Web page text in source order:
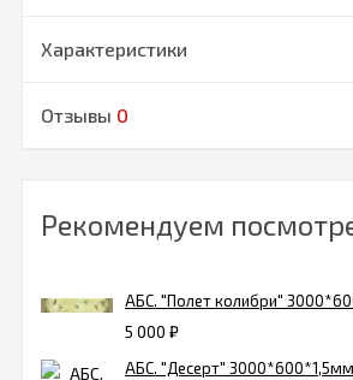
Характеристики
Отзывы 0
Рекомендуем
АБС. "Полет колибри"
5 000 ₽
АБС. "Десерт" 3000*600*1,5мм